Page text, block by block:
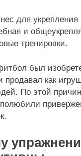
для
и
тренировки.
был
продавал как
По этой
полюбили